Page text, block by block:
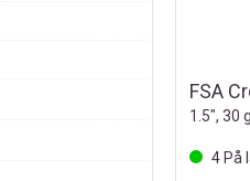
1.5", 30
4På